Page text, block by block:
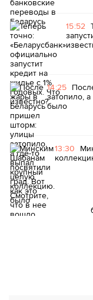
15:52
14:25
затопило,
было
13:30